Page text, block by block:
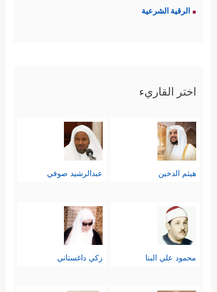
الرقية الشرعية
اختر القاريء
هيثم الدخين عبدالرشيد صوفي
محمود علي البنا زكي داغستاني